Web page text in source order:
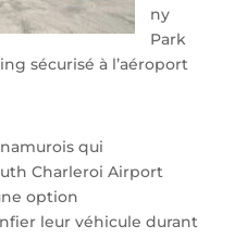
ny
Park
sécurisé à l’aéroport
namurois qui
Charleroi Airport
option
leur véhicule durant